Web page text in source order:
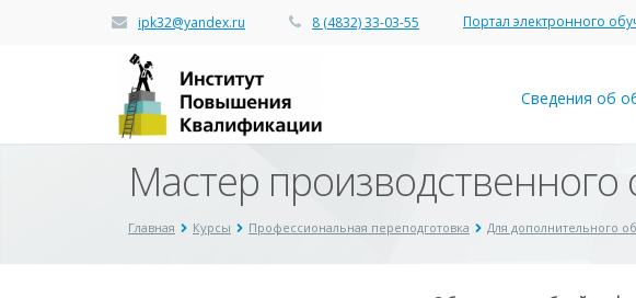
ipk32@yandex.ru 8 (4832) 33-03-55 Портал электронного
Сведения об
Мастер производственного
Главная Курсы Профессиональная переподготовка Для дополнительного